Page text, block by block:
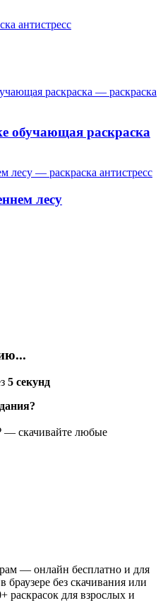
обучающая раскраска
лесу
5 секунд
— скачивайте любые
— онлайн бесплатно и для
без скачивания или
раскрасок для взрослых и